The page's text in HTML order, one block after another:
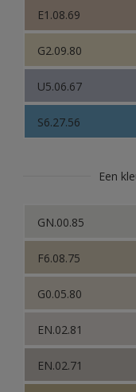
Sikkens
Sikkens Van Gogh
Sikkens Colour
Sikkens Colour
Sikkens Colour
Sikkens Colour
E1.08.69
G2.09.80
U5.06.67
S6.27.56
Een
GN.00.85
F6.08.75
G0.05.80
EN.02.81
EN.02.71